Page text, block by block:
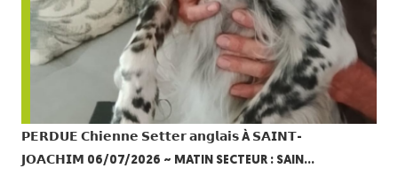
𝗣𝗘𝗥𝗗𝗨𝗘 𝗖𝗵𝗶𝗲𝗻𝗻𝗲 𝗦𝗲𝘁𝘁𝗲𝗿 𝗮𝗻𝗴𝗹𝗮𝗶𝘀 À 𝗦𝗔𝗜𝗡𝗧-
𝗝𝗢𝗔𝗖𝗛𝗜𝗠 06/07/2026 ~ MATIN SECTEUR : SAIN…